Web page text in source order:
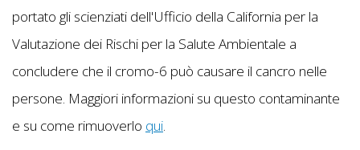
portato gli scienziati dell'Ufficio della California per la
Valutazione dei Rischi per la Salute Ambientale a
concludere che il cromo-6 può causare il cancro nelle
persone. Maggiori informazioni su questo contaminante
e su come rimuoverlo qui.